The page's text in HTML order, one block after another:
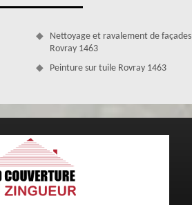
recourir aux services de notre
chez vous, le transport des
notre entreprise MD Couverture
Nettoyage et ravalement de façades
Rovray 1463
Peinture sur tuile Rovray 1463